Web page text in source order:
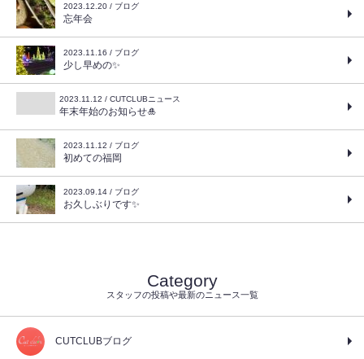
2023.12.20 / ブログ
忘年会
2023.11.16 / ブログ
少し早めの✨
2023.11.12 / CUTCLUBニュース
年末年始のお知らせ🎍
2023.11.12 / ブログ
初めての福岡
2023.09.14 / ブログ
お久しぶりです✨
Category
スタッフの投稿や最新のニュース一覧
CUTCLUBブログ